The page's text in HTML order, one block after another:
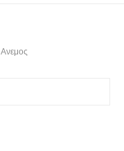
Ανεμος